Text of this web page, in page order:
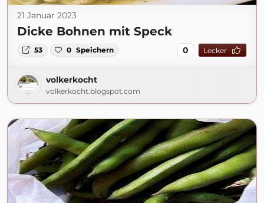
21 Januar 2023
Dicke Bohnen mit Speck
53 0 Speichern 0 Lecker
volkerkocht
volkerkocht.blogspot.com